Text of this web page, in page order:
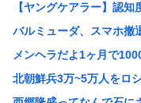
【ヤングケアラー】認
バルミューダ、スマホ
メンヘラだよ1ヶ月で
北朝鮮兵3万~5万人をロ